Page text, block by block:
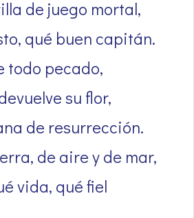
de juego mortal,
qué buen capitán.
todo pecado,
su flor,
de resurrección.
de aire y de mar,
vida, qué fiel